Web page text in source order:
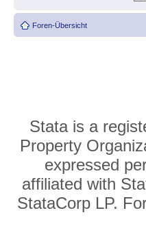
Foren-Übersicht
Stata is a
Property
expressed
affiliated with
StataCorp LP.